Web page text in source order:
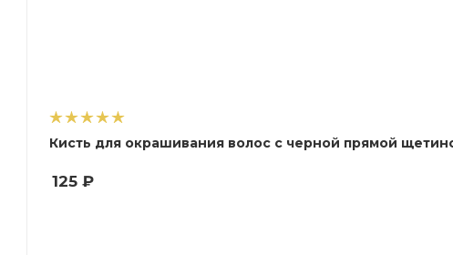
Кисть для окрашивания волос с черной прямой
125 ₽